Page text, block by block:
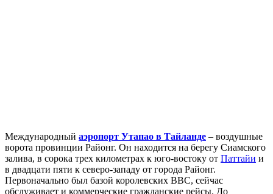
Международный аэропорт Утапао в Тайланде – воздушные
ворота провинции Районг. Он находится на берегу Сиамского
залива, в сорока трех километрах к юго-востоку от Паттайи и
в двадцати пяти к северо-западу от города Районг.
Первоначально был базой королевских ВВС, сейчас
обслуживает и коммерческие гражданские рейсы. До